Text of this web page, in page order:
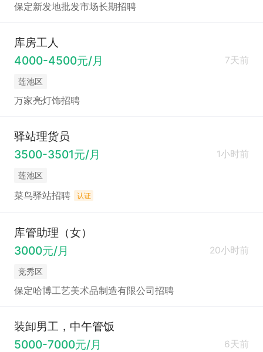
保定新发地批发市场长期招聘
库房工人
4000-4500元/月
7天前
莲池区
万家亮灯饰招聘
驿站理货员
3500-3501元/月
1小时前
莲池区
菜鸟驿站招聘 认证
库管助理（女）
3000元/月
20小时前
竞秀区
保定哈博工艺美术品制造有限公司招聘
装卸男工，中午管饭
5000-7000元/月
6天前